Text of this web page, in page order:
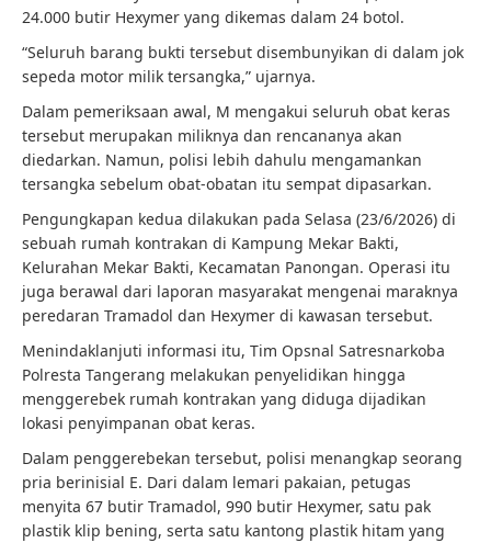
24.000 butir Hexymer yang dikemas dalam 24 botol.
“Seluruh barang bukti tersebut disembunyikan di dalam jok
sepeda motor milik tersangka,” ujarnya.
Dalam pemeriksaan awal, M mengakui seluruh obat keras
tersebut merupakan miliknya dan rencananya akan
diedarkan. Namun, polisi lebih dahulu mengamankan
tersangka sebelum obat-obatan itu sempat dipasarkan.
Pengungkapan kedua dilakukan pada Selasa (23/6/2026) di
sebuah rumah kontrakan di Kampung Mekar Bakti,
Kelurahan Mekar Bakti, Kecamatan Panongan. Operasi itu
juga berawal dari laporan masyarakat mengenai maraknya
peredaran Tramadol dan Hexymer di kawasan tersebut.
Menindaklanjuti informasi itu, Tim Opsnal Satresnarkoba
Polresta Tangerang melakukan penyelidikan hingga
menggerebek rumah kontrakan yang diduga dijadikan
lokasi penyimpanan obat keras.
Dalam penggerebekan tersebut, polisi menangkap seorang
pria berinisial E. Dari dalam lemari pakaian, petugas
menyita 67 butir Tramadol, 990 butir Hexymer, satu pak
plastik klip bening, serta satu kantong plastik hitam yang